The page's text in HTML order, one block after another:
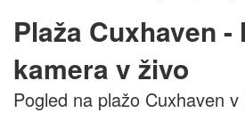
Plaža Cuxhaven -
kamera v živo
Pogled na plažo Cuxhaven v